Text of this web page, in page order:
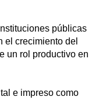
públicas
el crecimiento del
un rol productivo en
e impreso como